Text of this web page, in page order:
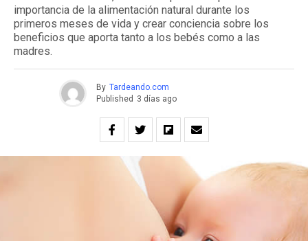
importancia de la alimentación natural durante los
primeros meses de vida y crear conciencia sobre los
beneficios que aporta tanto a los bebés como a las
madres.
By Tardeando.com
Published 3 días ago